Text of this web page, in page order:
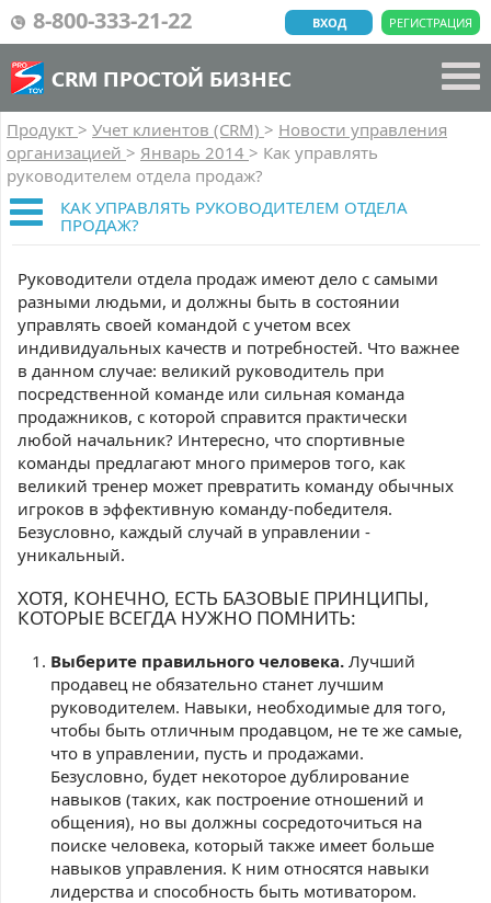
8-800-333-21-22 РЕГИСТРАЦИЯ
ВХОД
CRM ПРОСТОЙ БИЗНЕС
Продукт > Учет клиентов (CRM) > Новости управления
организацией > Январь 2014 > Как управлять
руководителем отдела продаж?
КАК УПРАВЛЯТЬ РУКОВОДИТЕЛЕМ ОТДЕЛА
ПРОДАЖ?
Руководители отдела продаж имеют дело с самыми
разными людьми, и должны быть в состоянии
управлять своей командой с учетом всех
индивидуальных качеств и потребностей. Что важнее
в данном случае: великий руководитель при
посредственной команде или сильная команда
продажников, с которой справится практически
любой начальник? Интересно, что спортивные
команды предлагают много примеров того, как
великий тренер может превратить команду обычных
игроков в эффективную команду-победителя.
Безусловно, каждый случай в управлении -
уникальный.
ХОТЯ, КОНЕЧНО, ЕСТЬ БАЗОВЫЕ ПРИНЦИПЫ,
КОТОРЫЕ ВСЕГДА НУЖНО ПОМНИТЬ:
Выберите правильного человека. Лучший
продавец не обязательно станет лучшим
руководителем. Навыки, необходимые для того,
чтобы быть отличным продавцом, не те же самые,
что в управлении, пусть и продажами.
Безусловно, будет некоторое дублирование
навыков (таких, как построение отношений и
общения), но вы должны сосредоточиться на
поиске человека, который также имеет больше
навыков управления. К ним относятся навыки
лидерства и способность быть мотиватором.